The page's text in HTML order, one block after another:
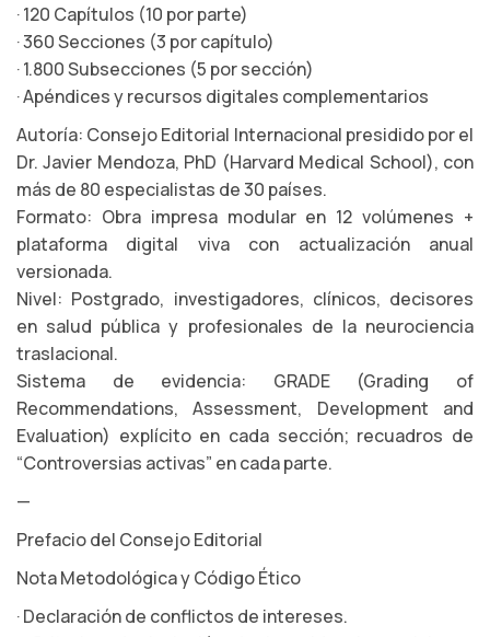
· 120 Capítulos (10 por parte)
· 360 Secciones (3 por capítulo)
· 1.800 Subsecciones (5 por sección)
· Apéndices y recursos digitales complementarios
Autoría: Consejo Editorial Internacional presidido por el
Dr. Javier Mendoza, PhD (Harvard Medical School), con
más de 80 especialistas de 30 países.
Formato: Obra impresa modular en 12 volúmenes +
plataforma digital viva con actualización anual
versionada.
Nivel: Postgrado, investigadores, clínicos, decisores
en salud pública y profesionales de la neurociencia
traslacional.
Sistema de evidencia: GRADE (Grading of
Recommendations, Assessment, Development and
Evaluation) explícito en cada sección; recuadros de
“Controversias activas” en cada parte.
—
Prefacio del Consejo Editorial
Nota Metodológica y Código Ético
· Declaración de conflictos de intereses.